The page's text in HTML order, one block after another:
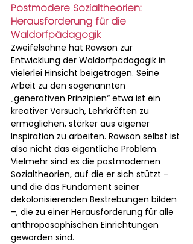
Postmodere Sozialtheorien:
Herausforderung für die
Waldorfpädagogik
Zweifelsohne hat Rawson zur
Entwicklung der Waldorfpädagogik in
vielerlei Hinsicht beigetragen. Seine
Arbeit zu den sogenannten
„generativen Prinzipien“ etwa ist ein
kreativer Versuch, Lehrkräften zu
ermöglichen, stärker aus eigener
Inspiration zu arbeiten. Rawson selbst ist
also nicht das eigentliche Problem.
Vielmehr sind es die postmodernen
Sozialtheorien, auf die er sich stützt –
und die das Fundament seiner
dekolonisierenden Bestrebungen bilden
–, die zu einer Herausforderung für alle
anthroposophischen Einrichtungen
geworden sind.